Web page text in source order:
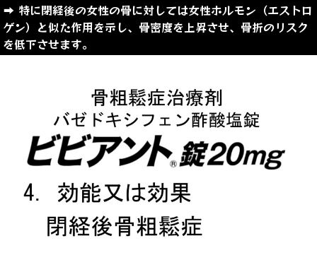
➡︎ 特に閉経後の女性の骨に対しては女性ホルモン（エストロ
ゲン）と似た作用を示し、骨密度を上昇させ、骨折のリスク
を低下させます。